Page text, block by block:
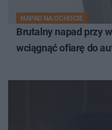
NAPAD NA OCHOCIE
Brutalny napad przy
wciągnąć ofiarę do